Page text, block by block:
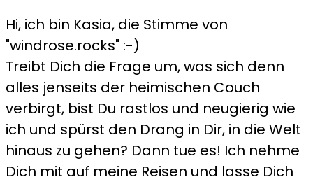
Hi, ich bin Kasia, die Stimme von
"windrose.rocks" :-)
Treibt Dich die Frage um, was sich denn
alles jenseits der heimischen Couch
verbirgt, bist Du rastlos und neugierig wie
ich und spürst den Drang in Dir, in die Welt
hinaus zu gehen? Dann tue es! Ich nehme
Dich mit auf meine Reisen und lasse Dich